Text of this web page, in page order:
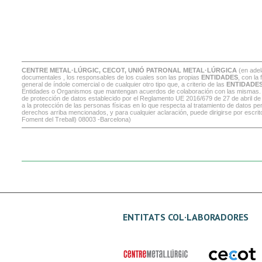
CENTRE METAL·LÚRGIC, CECOT, UNIÓ PATRONAL METAL·LÚRGICA (en
documentales , los responsables de los cuales son las propias ENTIDADES , con
general de índole comercial o de cualquier otro tipo que, a criterio de las
Entidades o Organismos que mantengan acuerdos de colaboración con las
de protección de datos establecido por el Reglamento UE 2016/679 de 27 de abril
a la protección de las personas físicas en lo que respecta al tratamiento de datos
derechos arriba mencionados, y para cualquier aclaración, puede dirigirse por
Foment del Treball) 08003 -Barcelona)
ENTITATS COL·LABORADORES